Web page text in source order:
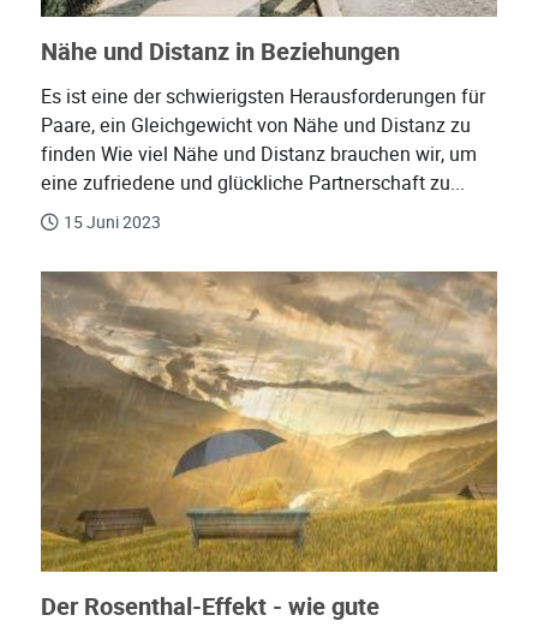
Nähe und Distanz in Beziehungen
Es ist eine der schwierigsten Herausforderungen für
Paare, ein Gleichgewicht von Nähe und Distanz zu
finden Wie viel Nähe und Distanz brauchen wir, um
eine zufriedene und glückliche Partnerschaft zu...
15 Juni 2023
Der Rosenthal-Effekt - wie gute